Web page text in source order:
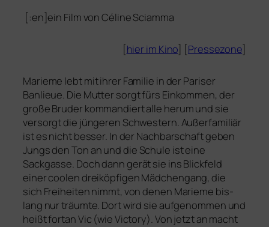
[:en]ein Film von Céline Sciamma
[hier im Kino] [Pressezone]
Marieme lebt mit ihrer Familie in der Pariser
Banlieue. Die Mutter sorgt fürs Einkommen, der
gro­ße Bruder kom­man­diert alle her­um und sie
ver­sorgt die jün­ge­ren Schwestern. Außerfamiliär
ist es nicht bes­ser. In der Nachbarschaft geben
Jungs den Ton an und die Schule ist eine
Sackgasse. Doch dann gerät sie ins Blickfeld
einer coo­len drei­köp­fi­gen Mädchengang, die
sich Freiheiten nimmt, von denen Marieme bis­
lang nur träum­te. Dort wird sie auf­ge­nom­men und
heißt fort­an Vic (wie Victory). Von jetzt an macht